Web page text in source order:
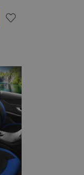
lista
desideri